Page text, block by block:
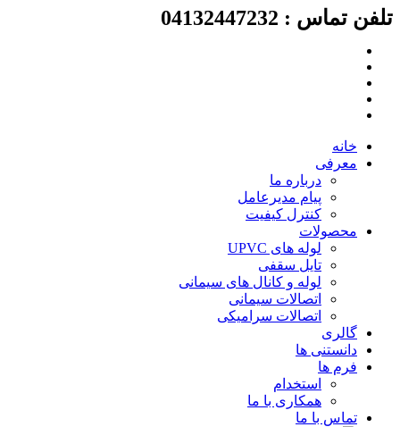
تلفن تماس : 04132447232
خانه
معرفی
درباره ما
پیام مدیرعامل
کنترل کیفیت
محصولات
لوله های UPVC
تایل سقفی
لوله و کانال های سیمانی
اتصالات سیمانی
اتصالات سرامیکی
گالری
دانستنی ها
فرم ها
استخدام
همکاری با ما
تماس با ما